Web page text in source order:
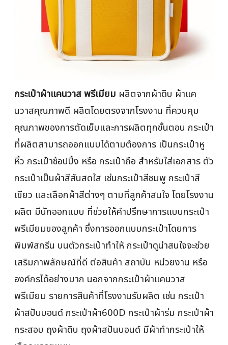
กระเป๋าผ้าแคนวาส พรีเมียม ผลิตจากผ้าดิบ ผ้าแค
นวาสคุณภาพดี ผลิตโดยตรงจากโรงงาน ที่ควบคุม
คุณภาพของการตัดเย็บและการผลิตทุกขั้นตอน กระเป๋า
ที่ผลิตสามารถออกแบบได้ตามต้องการ เป็นกระเป๋าหู
หิ้ว กระเป๋าช้อปปิ้ง หรือ กระเป๋าถือ สำหรับใส่เอกสาร ตัว
กระเป๋าเป็นผ้าสีสันสดใส เช่นกระเป๋าสีชมพู กระเป๋าสี
เขียว และเลือกผ้าสีต่างๆ ตามที่ลูกค้าสนใจ โดยโรงงาน
ผลิต มีนักออกแบบ ที่ช่วยให้คำปรึกษาการแบบกระเป๋า
พรีเมียมของลูกค้า ซึ่งการออกแบบกระเป๋าโดยการ
พิมพ์สกรีน บนตัวกระเป๋าทำให้ กระเป๋าดูน่าสนใจจะช่วย
เสริมภาพลักษณ์ที่ดี ต่อสินค้า สถาบัน หน่วยงาน หรือ
องค์กรได้อย่างมาก นอกจากกระเป๋าผ้าแคนวาส
พรีเมียม รายการสินค้าที่โรงงานรับผลิต เช่น กระเป๋า
ผ้าสปันบอนด์ กระเป๋าผ้า600D กระเป๋าผ้าร่ม กระเป๋าผ้า
กระสอบ ถุงผ้าดิบ ถุงผ้าสปันบอนด์ มีผ้าทำกระเป๋าให้